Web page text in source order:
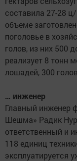
составила 27-28
объеме
поголовье в
голов, из них 500
реализует 8 тонн
лошадей, 300
… инженер
Главный инженер
Шешма» Радик
ответственный и
118 единиц
эксплуатируется